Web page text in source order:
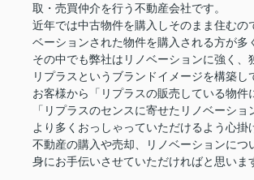
▽▽物件情報はこちら▽▽
川添3丁目
1798万円
物件詳細へ
お電話でもお問合せも受け付けております！
取・売買仲介を行う不動産会社です。
近年では中古物件を購入しそのまま住むの
ベーションされた物件を購入される方が多
その中でも弊社はリノベーションに強く、
リプラスというブランドイメージを構築し
お客様から「リプラスの販売している物件
「リプラスのセンスに寄せたリノベーショ
より多くおっしゃっていただけるよう心掛
不動産の購入や売却、リノベーションにつ
身にお手伝いさせていただければと思いま